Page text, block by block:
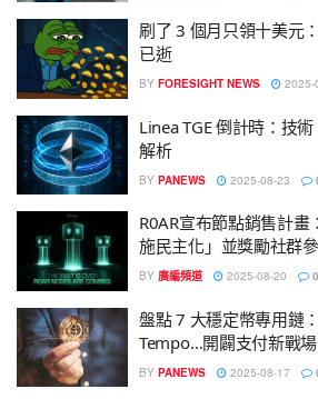
刷了 3 個月只領十美元
已逝
BY FORESIGHT NEWS 2025-
Linea TGE 倒計時：技
解析
BY PANEWS 2025-08-23
R0AR宣布節點銷售計
施民主化」並獎勵社群
BY 廣編頻道 2025-08-20 0
盤點 7 大穩定幣專用鏈
Tempo…開闢支付新戰場
BY PANEWS 2025-08-17